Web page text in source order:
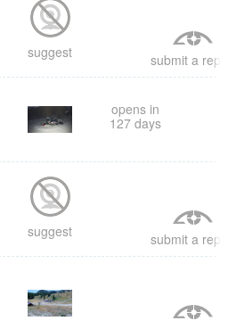
suggest submit a
opens in
127 days
suggest submit a